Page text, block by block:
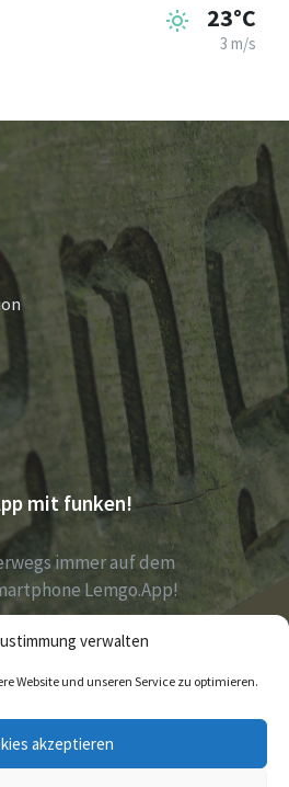
verwalten
Website und unseren Service zu optimieren.
akzeptieren
23°C
3 m/s
mit funken!
immer auf dem
Lemgo.App!